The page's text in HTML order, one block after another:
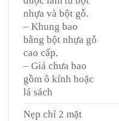
nhựa và bột gỗ.
– Khung bao
bằng bột nhựa gỗ
cao cấp.
– Giá chưa bao
gồm ô kính hoặc
lá sách
Nẹp chỉ 2 mặt